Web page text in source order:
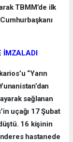
TBMM’de ilk
İMZALADI
“Yarın
sağlanan
uçağı 17 Şubat
16 kişinin
hastanede